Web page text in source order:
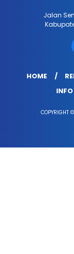
Jalan
HOME
COPYRIGHT